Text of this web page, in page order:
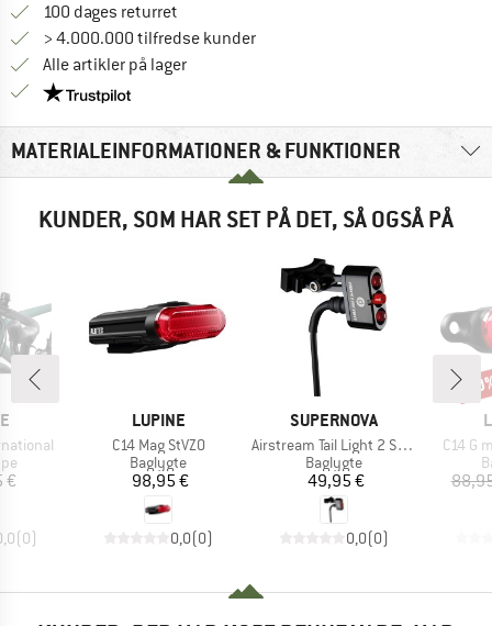
100 dages returret
> 4.000.000 tilfredse kunder
Alle artikler på lager
Vi er Trustpilot-certificeret - oplysningerne får du
MATERIALEINFORMATIONER & FUNKTIONER
KUNDER, SOM HAR SET PÅ DET, SÅ OGSÅ PÅ
€
(0)
MÆRKE
LUPINE
Artikel
C14 Mag StVZO
Produktgruppe
Baglygte
Pris
98,95 €
0,0(0)
MÆRKE
SUPERNOVA
Artikel
Airstream Tail Light 2 Sattelstützen Version
Produktgruppe
Baglygte
Pris
49,95 €
0,0(0)
Artikel
C14 G